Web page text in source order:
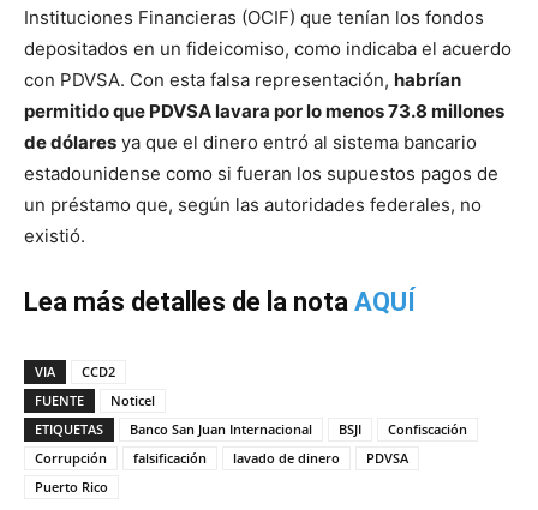
Instituciones Financieras (OCIF) que tenían los fondos
depositados en un fideicomiso, como indicaba el acuerdo
con PDVSA. Con esta falsa representación, habrían
permitido que PDVSA lavara por lo menos 73.8 millones
de dólares ya que el dinero entró al sistema bancario
estadounidense como si fueran los supuestos pagos de
un préstamo que, según las autoridades federales, no
existió.
Lea más detalles de la nota AQUÍ
VIA
CCD2
FUENTE
Noticel
ETIQUETAS
Banco San Juan Internacional BSJI
Confiscación
Corrupción
falsificación lavado de dinero
PDVSA
Puerto Rico